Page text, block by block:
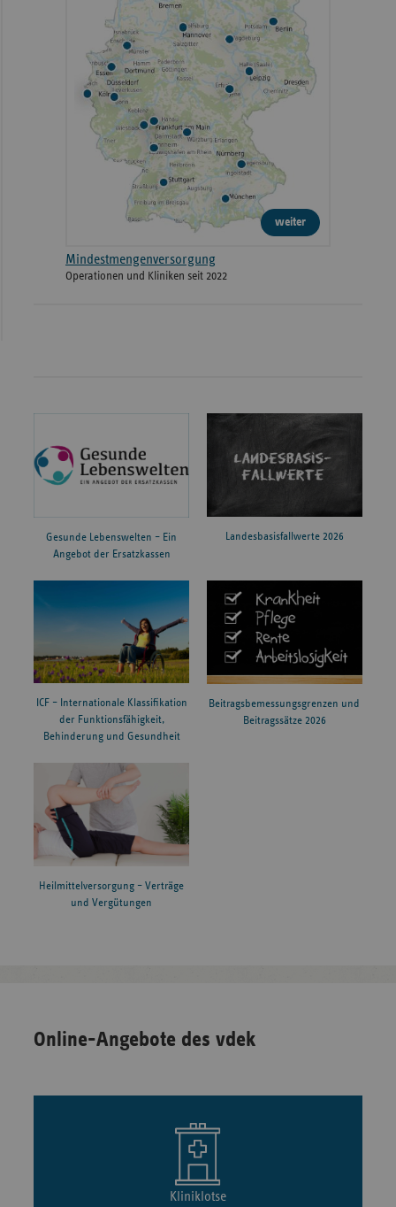
weiter
Mindestmengenversorgung
Operationen und Kliniken seit 2022
Gesunde Lebenswelten – Ein
Angebot der Ersatzkassen
Landesbasisfallwerte 2026
ICF – Internationale Klassifikation
der Funktionsfähigkeit,
Behinderung und Gesundheit
Beitragsbemessungsgrenzen und
Beitragssätze 2026
Heilmittelversorgung – Verträge
und Vergütungen
Online-Angebote des vdek
Kliniklotse